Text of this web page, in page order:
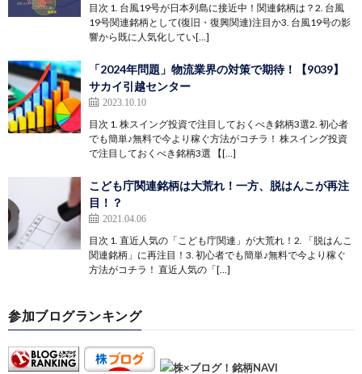
目次 1. 台風19号が日本列島に接近中！関連銘柄は？2. 台風
19号関連銘柄として(復旧・復興関連)注目か3. 台風19号の影
響から既に人気化してい[…]
「2024年問題」物流業界の対策で期待！【9039】
サカイ引越センター
2023.10.10
目次 1. 株スイング投資で注目しておくべき銘柄3選2. 初心者
でも簡単♪無料で今より稼ぐ方法がコチラ！ 株スイング投資
で注目しておくべき銘柄3選 【[…]
こども庁関連銘柄は大荒れ！一方、脱はんこが再注
目！？
2021.04.06
目次 1. 直近人気の「こども庁関連」が大荒れ！2. 「脱はんこ
関連銘柄」に再注目！3. 初心者でも簡単♪無料で今より稼ぐ
方法がコチラ！ 直近人気の「[…]
参加ブログランキング